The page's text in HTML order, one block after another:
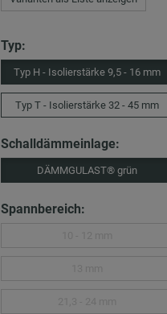
Typ:
Typ H - Isolierstärke 9,5 - 16 mm
Typ T - Isolierstärke 32 - 45 mm
Schalldämmeinlage:
DÄMMGULAST® grün
Spannbereich: